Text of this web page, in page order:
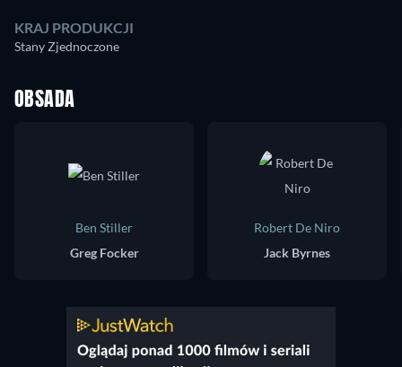
KRAJ PRODUKCJI
Stany Zjednoczone
OBSADA
Ben Stiller
Greg Focker
Robert De Niro
Jack Byrnes